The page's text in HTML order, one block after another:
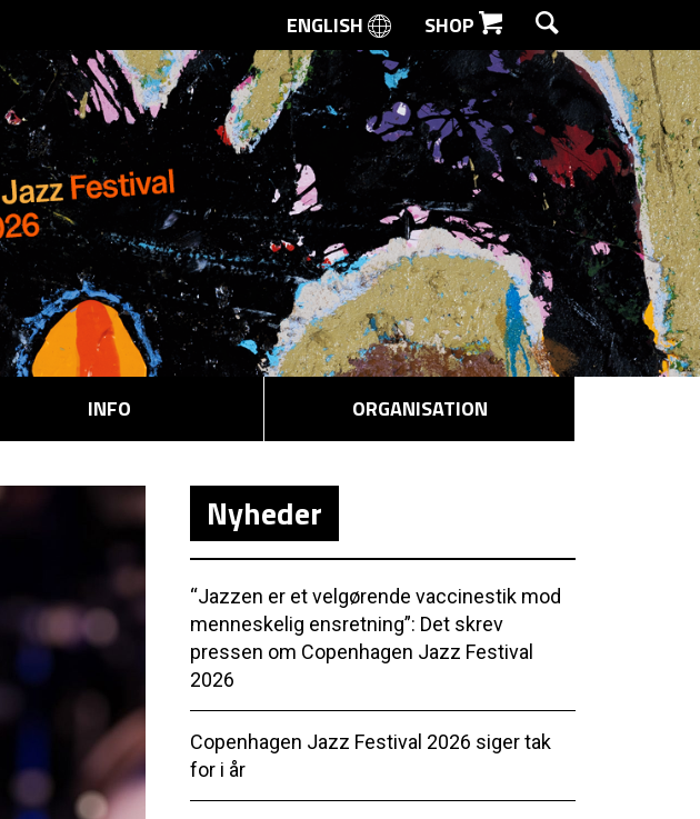
SØG
ENGLISH SHOP
INFO ORGANISATION
Nyheder
“Jazzen er et velgørende vaccinestik mod
menneskelig ensretning”: Det skrev
pressen om Copenhagen Jazz Festival
2026
Copenhagen Jazz Festival 2026 siger tak
for i år